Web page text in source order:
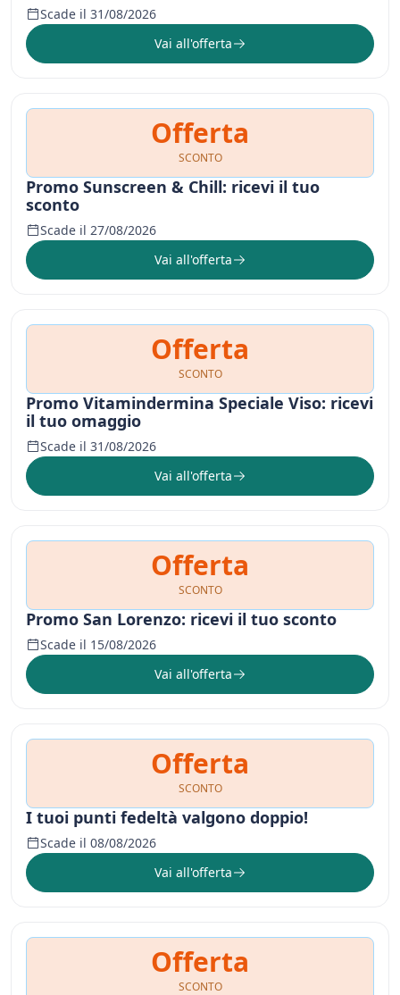
Scade il 31/08/2026
Vai all'offerta
Offerta
SCONTO
Promo Sunscreen & Chill: ricevi il tuo
sconto
Scade il 27/08/2026
Vai all'offerta
Offerta
SCONTO
Promo Vitamindermina Speciale Viso: ricevi
il tuo omaggio
Scade il 31/08/2026
Vai all'offerta
Offerta
SCONTO
Promo San Lorenzo: ricevi il tuo sconto
Scade il 15/08/2026
Vai all'offerta
Offerta
SCONTO
I tuoi punti fedeltà valgono doppio!
Scade il 08/08/2026
Vai all'offerta
Offerta
SCONTO